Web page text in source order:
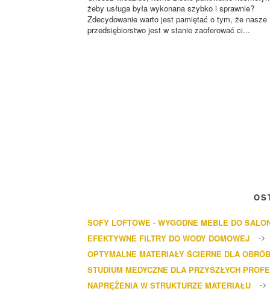
żeby usługa była wykonana szybko i sprawnie?
Zdecydowanie warto jest pamiętać o tym, że nasze
przedsiębiorstwo jest w stanie zaoferować ci...
SOFY LOFTOWE - WYGODNE MEBLE DO
EFEKTYWNE FILTRY DO WODY DOMOWEJ
OPTYMALNE MATERIAŁY ŚCIERNE DLA
STUDIUM MEDYCZNE DLA PRZYSZŁYCH
NAPRĘŻENIA W STRUKTURZE MATERIAŁU